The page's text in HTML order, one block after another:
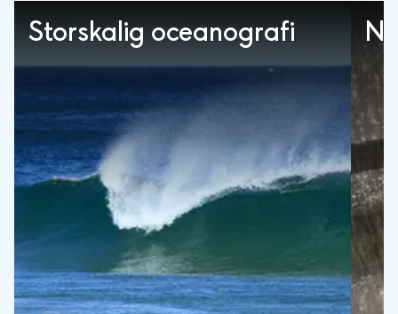
Storskalig oceanografi